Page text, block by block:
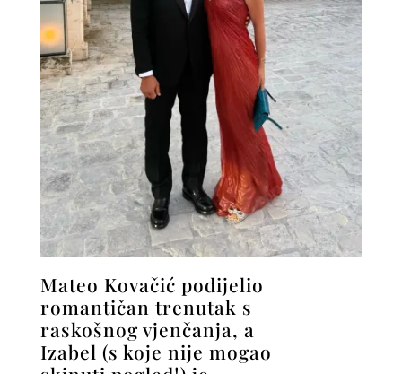
Mateo Kovačić podijelio
romantičan trenutak s
raskošnog vjenčanja, a
Izabel (s koje nije mogao